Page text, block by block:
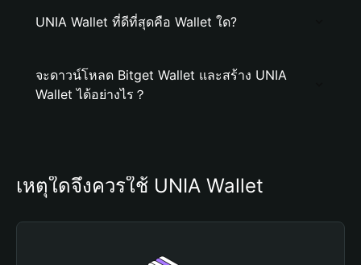
UNIA Wallet ที่ดีที่สุดคือ Wallet ใด?
จะดาวน์โหลด Bitget Wallet และสร้าง UNIA
Wallet ได้อย่างไร？
เหตุใดจึงควรใช้ UNIA Wallet